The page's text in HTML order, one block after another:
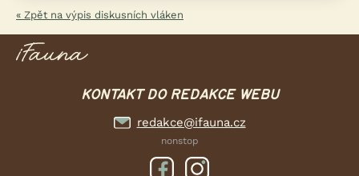
« Zpět na výpis diskusních vláken
KONTAKT DO REDAKCE WEBU
redakce@ifauna.cz
nonstop